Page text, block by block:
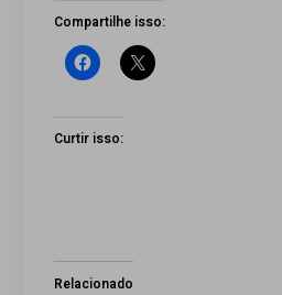
Compartilhe isso:
Curtir isso:
Relacionado